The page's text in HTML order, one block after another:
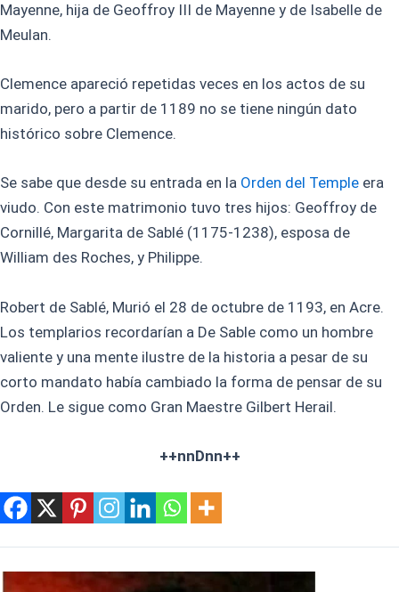
Mayenne, hija de Geoffroy III de Mayenne y de Isabelle de
Meulan.
Clemence apareció repetidas veces en los actos de su
marido, pero a partir de 1189 no se tiene ningún dato
histórico sobre Clemence.
Se sabe que desde su entrada en la Orden del Temple era
viudo. Con este matrimonio tuvo tres hijos: Geoffroy de
Cornillé, Margarita de Sablé (1175-1238), esposa de
William des Roches, y Philippe.
Robert de Sablé, Murió el 28 de octubre de 1193, en Acre.
Los templarios recordarían a De Sable como un hombre
valiente y una mente ilustre de la historia a pesar de su
corto mandato había cambiado la forma de pensar de su
Orden. Le sigue como Gran Maestre Gilbert Herail.
++nnDnn++